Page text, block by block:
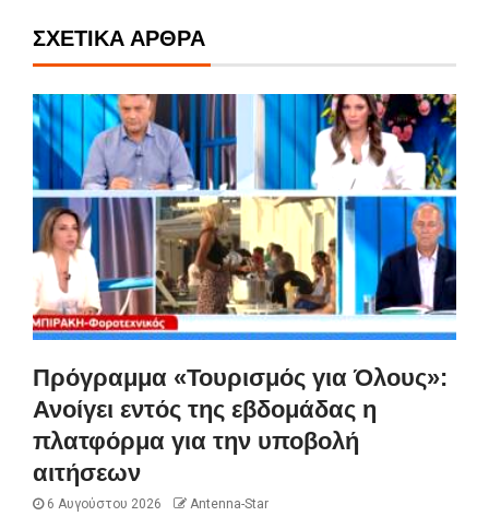
ΣΧΕΤΙΚΆ ΆΡΘΡΑ
Πρόγραμμα «Τουρισμός για Όλους»:
Ανοίγει εντός της εβδομάδας η
πλατφόρμα για την υποβολή
αιτήσεων
6 Αυγούστου 2026 Antenna-Star